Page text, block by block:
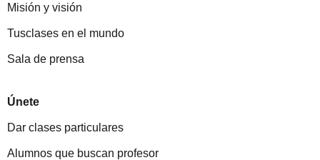
Misión y visión
Tusclases en el mundo
Sala de prensa
Únete
Dar clases particulares
Alumnos que buscan profesor